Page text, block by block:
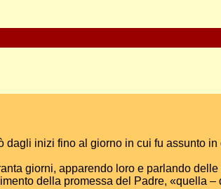
inizi fino al giorno in cui fu assunto
giorni, apparendo loro e parlando
della promessa del Padre, «quella